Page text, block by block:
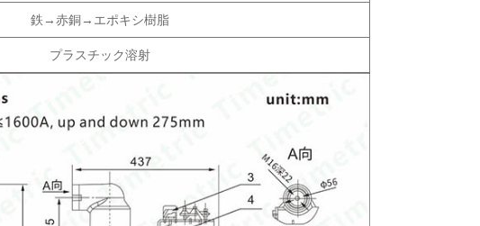
鉄→赤銅→エポキシ樹脂
プラスチック溶射